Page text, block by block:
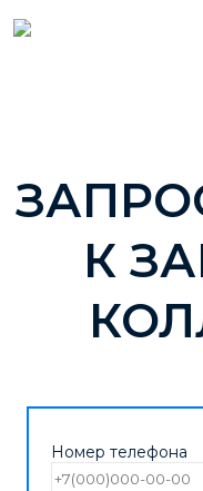
К
Номер телефона